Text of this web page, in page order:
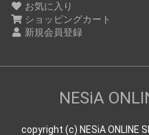
お気に入り
ショッピングカート
新規会員登録
NESiA
copyright (c) NESiA ONLINE